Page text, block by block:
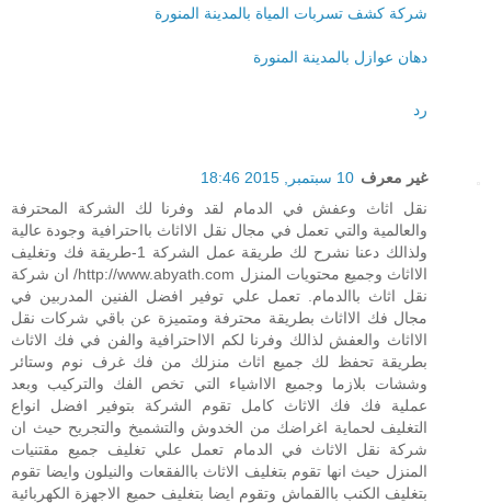
شركة كشف تسربات المياة بالمدينة المنورة
دهان عوازل بالمدينة المنورة
رد
غير معرف 10 سبتمبر, 2015 18:46
نقل اثاث وعفش في الدمام لقد وفرنا لك الشركة المحترفة
والعالمية والتي تعمل في مجال نقل الااثاث بااحترافية وجودة عالية
ولذالك دعنا نشرح لك طريقة عمل الشركة 1-طريقة فك وتغليف
الااثاث وجميع محتويات المنزل http://www.abyath.com/ ان شركة
نقل اثاث باالدمام. تعمل علي توفير افضل الفنين المدربين في
مجال فك الااثاث بطريقة محترفة ومتميزة عن باقي شركات نقل
الااثاث والعفش لذالك وفرنا لكم الااحترافية والفن في فك الاثاث
بطريقة تحفظ لك جميع اثاث منزلك من فك غرف نوم وستائر
وششات بلازما وجميع الااشياء التي تخص الفك والتركيب وبعد
عملية فك فك الاثاث كامل تقوم الشركة بتوفير افضل انواع
التغليف لحماية اغراضك من الخدوش والتشميخ والتجريح حيث ان
شركة نقل الاثاث في الدمام تعمل علي تغليف جميع مقتنيات
المنزل حيث انها تقوم بتغليف الاثاث باالفقعات والنيلون وايضا تقوم
بتغليف الكنب باالقماش وتقوم ايضا بتغليف حميع الاجهزة الكهربائية